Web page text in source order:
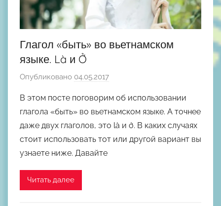
Глагол «быть» во вьетнамском
языке. Là и Ở
Опубликовано 04.05.2017
т
о
р
о
В этом посте поговорим об использовании
глагола «быть» во вьетнамском языке. А точнее
даже двух глаголов, это là и ở. В каких случаях
стоит использовать тот или другой вариант вы
узнаете ниже. Давайте
Читать далее